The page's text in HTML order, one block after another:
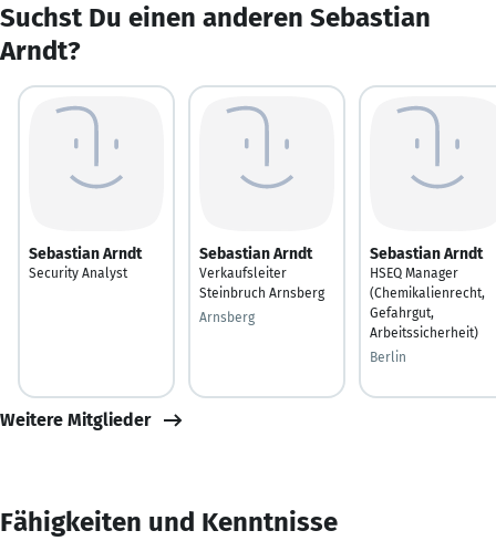
Suchst Du einen anderen Sebastian
Arndt?
Sebastian Arndt
Security Analyst
Sebastian Arndt
Verkaufsleiter
Steinbruch Arnsberg
Arnsberg
Sebastian Arndt
HSEQ Manager
(Chemikalienrecht,
Gefahrgut,
Arbeitssicherheit)
Berlin
Weitere Mitglieder
Fähigkeiten und Kenntnisse